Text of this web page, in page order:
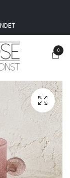
0